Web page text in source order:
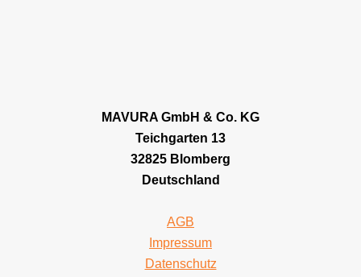
MAVURA GmbH & Co. KG
Teichgarten 13
32825 Blomberg
Deutschland
AGB
Impressum
Datenschutz